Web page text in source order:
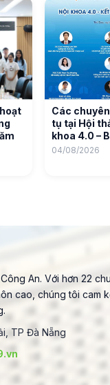
Các
tụ tại Hội
khoa 4.0 –
04/08/2026
An. Với hơn 22
cao, chúng tôi cam
TP Đà Nẵng